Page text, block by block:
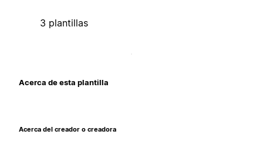
3 plantillas
Acerca de esta plantilla
Acerca del creador o creadora